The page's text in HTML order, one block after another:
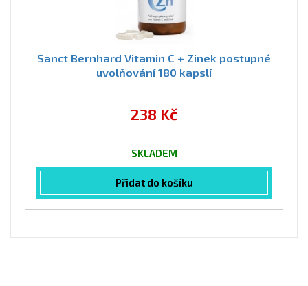
Sanct Bernhard Vitamin C + Zinek postupné
uvolňování 180 kapslí
238 Kč
SKLADEM
Přidat do košíku